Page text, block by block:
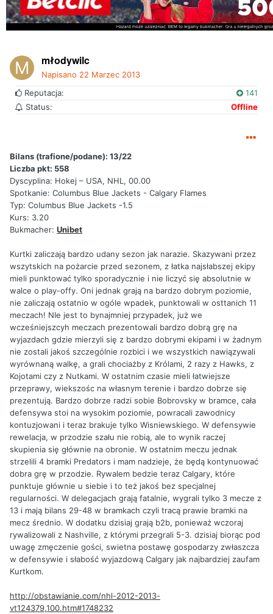
młodywilc
Napisano 22 Marzec 2013
Reputacja:
141
Status:
Offline
Bilans (trafione/podane): 13/22
Liczba pkt: 558
Dyscyplina: Hokej – USA, NHL, 00.00
Spotkanie: Columbus Blue Jackets - Calgary Flames
Typ: Columbus Blue Jackets -1.5
Kurs: 3.20
Bukmacher: Unibet
Kurtki zaliczają bardzo udany sezon jak narazie. Skazywani przez
wszytskich na pożarcie przed sezonem, z łatka najsłabszej ekipy
mieli punktować tylko sporadycznie i nie liczyć się absolutnie w
walce o play-offy. Oni jednak grają na bardzo dobrym poziomie,
nie zaliczają ostatnio w ogóle wpadek, punktowali w osttanich 11
meczach! NIe jest to bynajmniej przypadek, już we
wcześniejszcyh meczach prezentowali bardzo dobrą grę na
wyjazdach gdzie mierzyli się z bardzo dobrymi ekipami i w żadnym
nie zostali jakoś szczególnie rozbici i we wszystkich nawiązywali
wyrównaną walkę, a grali chociażby z Królami, 2 razy z Hawks, z
Kojotami czy z Nutkami. W ostatnim czasie mieli łatwiejsze
przeprawy, wiekszośc na własnym terenie i bardzo dobrze się
prezentują. Bardzo dobrze radzi sobie Bobrovsky w bramce, cała
defensywa stoi na wysokim poziomie, powracali zawodnicy
kontuzjowani i teraz brakuje tylko Wisniewskiego. W defensywie
rewelacja, w przodzie szału nie robią, ale to wynik raczej
skupienia się głównie na obronie. W ostatnim meczu jednak
strzelili 4 bramki Predators i mam nadzieje, że będą kontynuować
dobra grę w przodzie. Rywalem bedzie teraz Calgary, które
punktuje głównie u siebie i to też jakoś bez specjalnej
regularności. W delegacjach grają fatalnie, wygrali tylko 3 mecze z
13 i mają bilans 29-48 w bramkach czyli tracą prawie bramki na
mecz średnio. W dodatku dzisiaj grają b2b, ponieważ wczoraj
rywalizowali z Nashville, z którymi przegrali 5-3. dzisiaj biorąc pod
uwagę zmęczenie gości, swietna postawę gospodarzy zwłaszcza
w defensywie i słabość wyjazdową Calgary jak najbardziej zaufam
Kurtkom.
http://obstawianie.com/nhl-2012-2013-
vt124379,100.htm#1748232